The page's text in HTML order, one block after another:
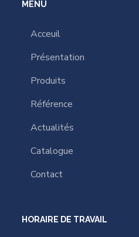
MENU
Acceuil
Présentation
Produits
Référence
Actualités
Catalogue
Contact
HORAIRE DE TRAVAIL